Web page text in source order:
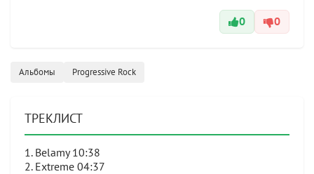
0 0
Альбомы Progressive Rock
ТРЕКЛИСТ
1. Belamy 10:38
2. Extreme 04:37